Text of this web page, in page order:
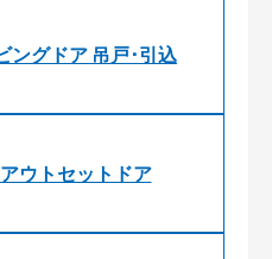
グドア 吊戸･引込
ウトセットドア